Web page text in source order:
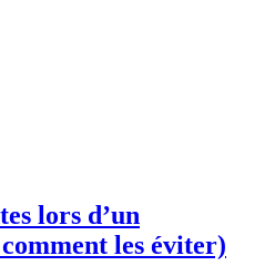
lors d’un
les éviter)